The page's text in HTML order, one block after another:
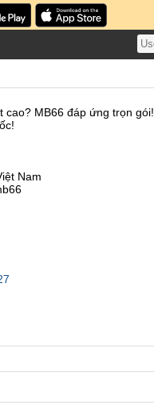
cao? MB66 đáp ứng trọn gói!
Nam